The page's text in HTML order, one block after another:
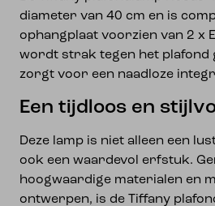
diameter van 40 cm en is
ophangplaat voorzien van 2 x
wordt strak tegen het plafond
zorgt voor een naadloze
Een tijdloos en
Deze lamp is niet alleen een
ook een waardevol erfstuk.
hoogwaardige materialen en
ontwerpen, is de Tiffany